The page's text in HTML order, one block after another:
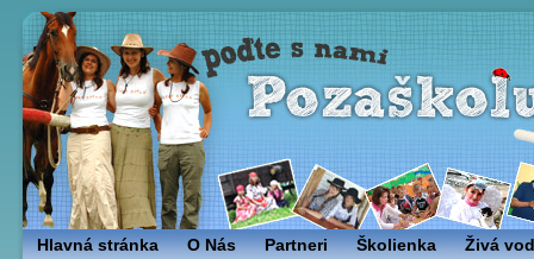
Hlavná stránka O Nás Partneri Školienka Živá